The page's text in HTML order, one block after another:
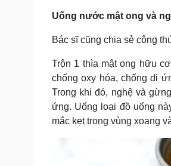
Uống nước mật ong và
Bác sĩ cũng chia sẻ công
Trộn 1 thìa mật ong hữu
chống oxy hóa, chống dị
Trong khi đó, nghệ và
ứng. Uống loại đồ uống
mắc kẹt trong vùng xoang